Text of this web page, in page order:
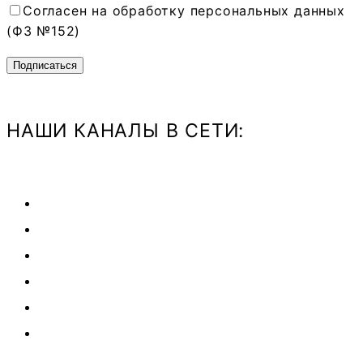
Согласен на обработку персональных данных
(ФЗ №152)
НАШИ КАНАЛЫ В СЕТИ: